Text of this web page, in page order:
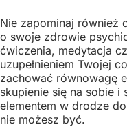
Nie zapominaj również
o swoje zdrowie
ćwiczenia, medytacja
uzupełnieniem Twojej
zachować równowagę
skupienie się na sobie i
elementem w drodze
nie możesz być.